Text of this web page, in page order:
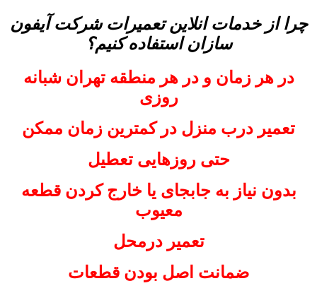
چرا از خدمات انلاین تعمیرات شرکت آیفون
سازان استفاده کنیم؟
در هر زمان و در هر منطقه تهران شبانه
روزی
تعمیر درب منزل در کمترین زمان ممکن
حتی روزهایی تعطیل
بدون نیاز به جابجای یا خارج کردن قطعه
معیوب
تعمیر درمحل
ضمانت اصل بودن قطعات